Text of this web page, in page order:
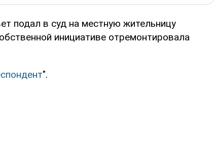
подал в суд на местную жительницу
инициативе отремонтировала
".